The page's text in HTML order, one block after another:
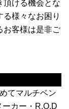
頂ける機会とな
様々なお困り
お客様は是非ご
てマルチベン
カー・R.O.D